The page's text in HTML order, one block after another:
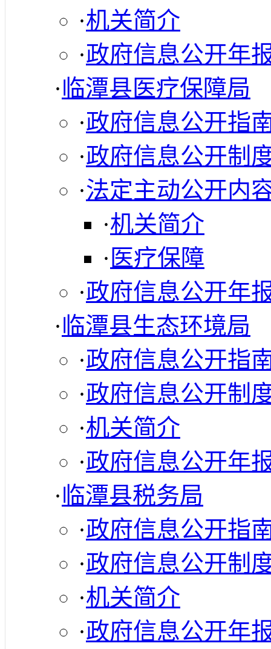
·机关简介
·政府信息公开年
·临潭县医疗保障局
·政府信息公开指
·政府信息公开制
·法定主动公开内
·机关简介
· 医疗保障
·政府信息公开年
·临潭县生态环境局
·政府信息公开指
·政府信息公开制
·机关简介
·政府信息公开年
·临潭县税务局
·政府信息公开指
·政府信息公开制
·机关简介
·政府信息公开年